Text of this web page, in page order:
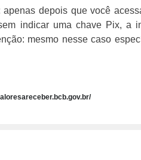
apenas depois que você
indicar uma chave Pix, a
mesmo nesse caso